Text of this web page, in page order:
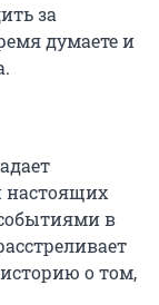
за
думаете и
настоящих
в
о том,